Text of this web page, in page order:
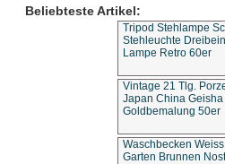
Beliebteste Artikel:
Tripod Stehlampe
Stehleuchte
Lampe Retro 60er
Vintage 21 Tlg.
Japan China Geisha
Goldbemalung 50er
Waschbecken
Garten Brunnen